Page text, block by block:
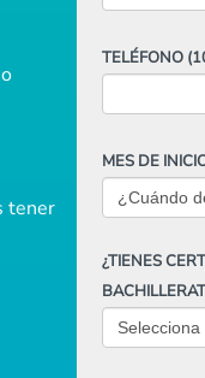
tener
TELÉFONO
MES DE
¿TIENES